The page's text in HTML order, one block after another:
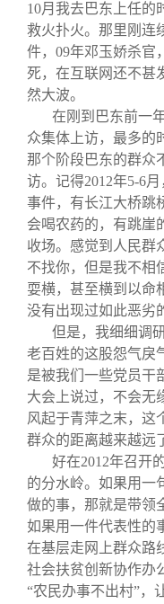
10月我去巴东上任的
救火扑火。那里刚连
件，09年邓玉娇杀官
死，在互联网还不甚
然大波。
在刚到巴东前一
众集体上访，最多的
那个阶段巴东的群众
访。记得2012年5-6
事件，有长江大桥跳
会喝农药的，有跳崖
收场。感觉到人民群
不找你，但是我不相
耍横，甚至横到以命
没有出现过如此恶劣
但是，我细细调
老百姓的这股怨气戾
是被我们一些党员干
大会上说过，不会无
风起于青萍之末，这
群众的距离越来越远
好在2012年召开
的分水岭。如果用一
做的事，那就是带领
如果用一件代表性的
在基层走网上群众路
社会扶贫创新协作办
“农民办事不出村”，